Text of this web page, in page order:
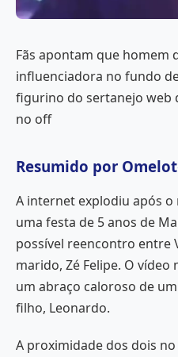
Fãs apontam que homem
influenciadora no fundo
figurino do sertanejo web
no off
Resumido por
A internet explodiu após
uma festa de 5 anos de
possível reencontro entre
marido, Zé Felipe. O
um abraço caloroso de
filho, Leonardo.
A proximidade dos dois